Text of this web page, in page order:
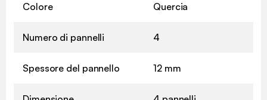
Colore Quercia
Numero di pannelli 4
Spessore del pannello 12 mm